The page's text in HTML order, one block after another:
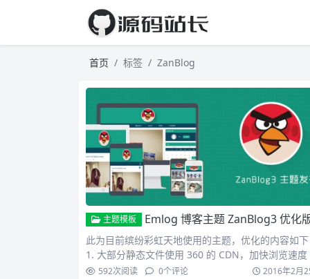
首页 标签 ZanBlog
主题模板 Emlog 博客主题 ZanBlog3 优化
此为目前缤纷彩虹天地使用的主题，优化的内容如下
1. 大部分静态文件使用 360 的 CDN，加快浏览速
592次阅读 0个评论 2016年2月